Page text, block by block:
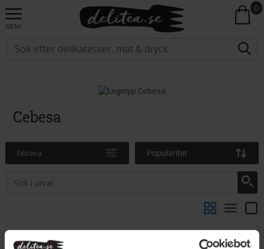
MENY
0
Cebesa
Filtrera Popularitet